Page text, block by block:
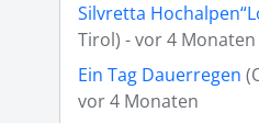
Silvretta
Tirol) - vor 4 Monaten
Ein Tag Dauerregen
vor 4 Monaten